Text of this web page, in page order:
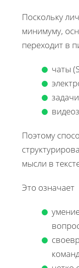
Поскольку
минимуму,
переходит в
чаты
Поэтому
мысли в
Это означает